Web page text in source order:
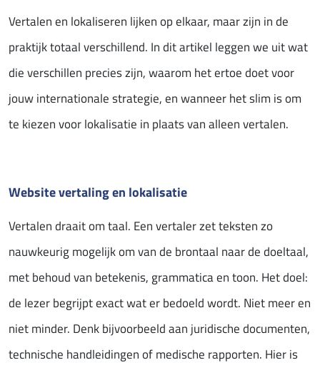
Vertalen en lokaliseren lijken op elkaar, maar zijn in de
praktijk totaal verschillend. In dit artikel leggen we uit wat
die verschillen precies zijn, waarom het ertoe doet voor
jouw internationale strategie, en wanneer het slim is om
te kiezen voor lokalisatie in plaats van alleen vertalen.
Website vertaling en lokalisatie
Vertalen draait om taal. Een vertaler zet teksten zo
nauwkeurig mogelijk om van de brontaal naar de doeltaal,
met behoud van betekenis, grammatica en toon. Het doel:
de lezer begrijpt exact wat er bedoeld wordt. Niet meer en
niet minder. Denk bijvoorbeeld aan juridische documenten,
technische handleidingen of medische rapporten. Hier is